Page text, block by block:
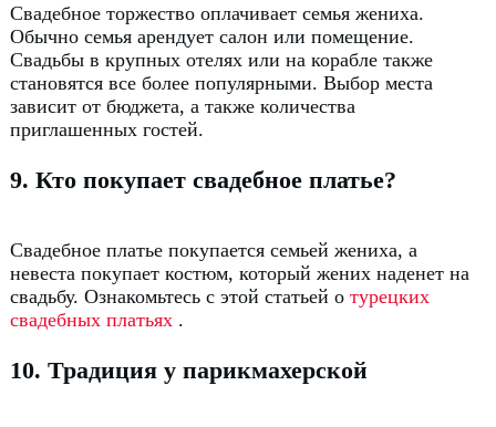
Свадебное торжество оплачивает семья жениха.
Обычно семья арендует салон или помещение.
Свадьбы в крупных отелях или на корабле также
становятся все более популярными. Выбор места
зависит от бюджета, а также количества
приглашенных гостей.
9. Кто покупает свадебное платье?
Свадебное платье покупается семьей жениха, а
невеста покупает костюм, который жених наденет на
свадьбу. Ознакомьтесь с этой статьей о турецких
свадебных платьях .
10. Традиция у парикмахерской